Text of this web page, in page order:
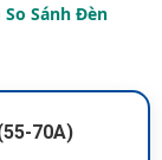
So Sánh Đèn
70A)